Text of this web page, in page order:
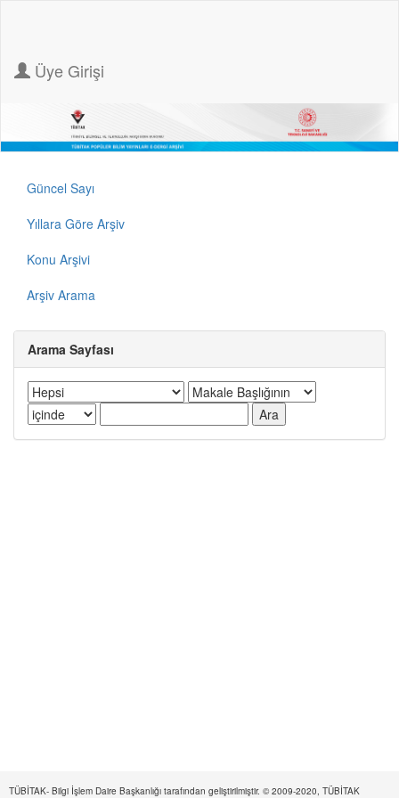
Üye Girişi
Güncel Sayı
Yıllara Göre Arşiv
Konu Arşivi
Arşiv Arama
Arama Sayfası
TÜBİTAK- Bilgi İşlem Daire Başkanlığı tarafından geliştirilmiştir. © 2009-2020, TÜBİTAK